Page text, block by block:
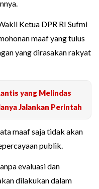
Ketua DPR RI Sufmi
maaf yang tulus
yang dirasakan rakyat
yang Melindas
Jalankan Perintah
maaf saja tidak akan
publik.
evaluasi dan
dilakukan dalam